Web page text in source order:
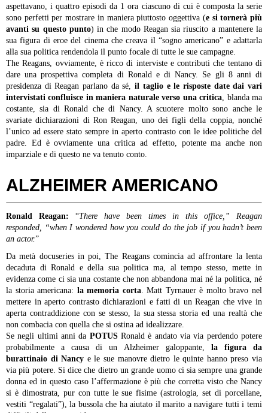
aspettavano, i quattro episodi da 1 ora ciascuno di cui è composta la serie
sono perfetti per mostrare in maniera piuttosto oggettiva (e si tornerà più
avanti su questo punto) in che modo Reagan sia riuscito a mantenere la
sua figura di eroe del cinema che creava il “sogno americano” e adattarla
alla sua politica rendendola il punto focale di tutte le sue campagne.
The Reagans, ovviamente, è ricco di interviste e contributi che tentano di
dare una prospettiva completa di Ronald e di Nancy. Se gli 8 anni di
presidenza di Reagan parlano da sé,il taglio e le risposte date dai vari
intervistati confluisce in maniera naturale verso una critica , blanda ma
costante, sia di Ronald che di Nancy. A scuotere molto sono anche le
svariate dichiarazioni di Ron Reagan, uno dei figli della coppia, nonché
l’unico ad essere stato sempre in aperto contrasto con le idee politiche del
padre. Ed è ovviamente una critica ad effetto, potente ma anche non
imparziale e di questo ne va tenuto conto.
ALZHEIMER AMERICANO
Ronald Reagan: “There have been times in this office,” Reagan
responded, “when I wondered how you could do the job if you hadn’t been
an actor.”
Da metà docuseries in poi, The Reagans comincia ad affrontare la lenta
decaduta di Ronald e della sua politica ma, al tempo stesso, mette in
evidenza come ci sia una costante che non abbandona mai né la politica, né
la storia americana: la memoria corta. Matt Tyrnauer è molto bravo nel
mettere in aperto contrasto dichiarazioni e fatti di un Reagan che vive in
aperta contraddizione con se stesso, la sua stessa storia ed una realtà che
non combacia con quella che si ostina ad idealizzare.
Se negli ultimi anni da POTUSRonald è andato via via perdendo potere
probabilmente a causa di un Alzheimer galoppante, la figura da
burattinaio di Nancy e le sue manovre dietro le quinte hanno preso via
via più potere. Si dice che dietro un grande uomo ci sia sempre una grande
donna ed in questo caso l’affermazione è più che corretta visto che Nancy
si è dimostrata, pur con tutte le sue fisime (astrologia, set di porcellane,
vestiti “regalati”), la bussola che ha aiutato il marito a navigare tutti i temi